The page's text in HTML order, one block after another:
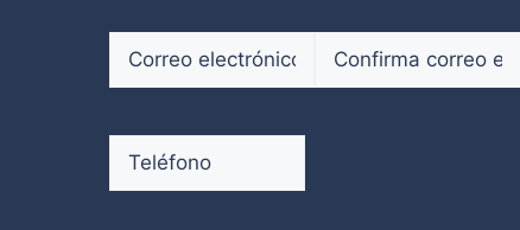
Correo
electrónico
(Obligatorio)
un
email
Teléfono